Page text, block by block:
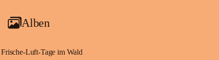
Alben
Frische-Luft-Tage im Wald